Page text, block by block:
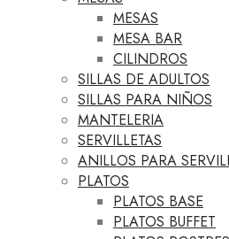
MESAS
MESA BAR
CILINDROS
SILLAS DE ADULTOS
SILLAS PARA NIÑOS
MANTELERIA
SERVILLETAS
ANILLOS PARA
PLATOS
PLATOS BASE
PLATOS BUFFET